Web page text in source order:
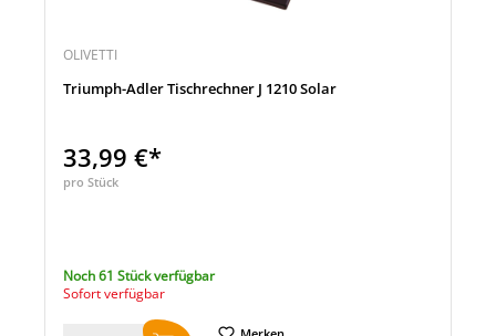
OLIVETTI
Triumph-Adler Tischrechner J 1210 Solar
33,99 €*
pro Stück
Noch 61 Stück verfügbar
Sofort verfügbar